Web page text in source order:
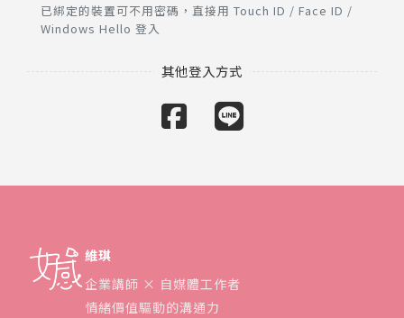
已綁定的裝置可不用密碼，直接用 Touch ID / Face ID /
Windows Hello 登入
維琪
企業講師 × 自媒體工作者
情緒價值驅動的溝通力